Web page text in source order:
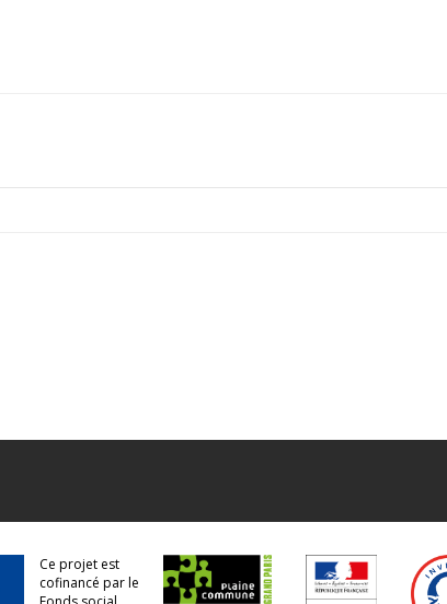
Ce projet est
cofinancé par le